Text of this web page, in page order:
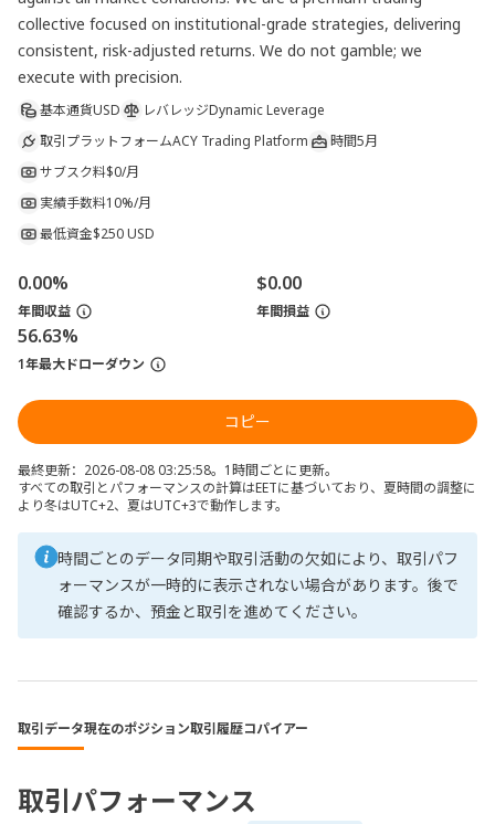
collective focused on institutional-grade strategies, delivering
consistent, risk-adjusted returns. We do not gamble; we
execute with precision.
基本通貨USD レバレッジDynamic Leverage
取引プラットフォームACY Trading Platform 時間5月
サブスク料$0/月
実績手数料10%/月
最低資金$250 USD
0.00%
年間収益
$0.00
年間損益
56.63%
1年最大ドローダウン
コピー
最終更新：2026-08-08 03:25:58。1時間ごとに更新。
すべての取引とパフォーマンスの計算はEETに基づいており、夏時間の調整に
より冬はUTC+2、夏はUTC+3で動作します。
時間ごとのデータ同期や取引活動の欠如により、取引パフ
ォーマンスが一時的に表示されない場合があります。後で
確認するか、預金と取引を進めてください。
取引データ現在のポジション取引履歴コパイアー
取引パフォーマンス